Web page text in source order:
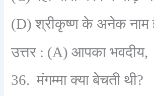
(D)श्रीकृष्ण के अनेक नाम
उत्तर : (A)आपका भवदीय,
36.मंगम्मा क्या बेचती थी?